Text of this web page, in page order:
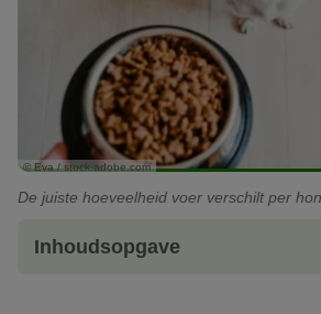
© Eva / stock.adobe.com
De juiste hoeveelheid voer verschilt per
Inhoudsopgave